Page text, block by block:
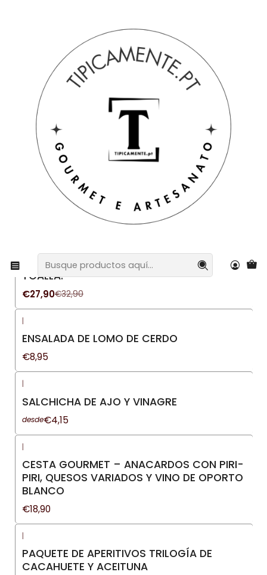
Sugerencias de regalos
Sugerencias de regalos
¡Regalos originales y de legado!
Filtros
Nuevo
BACALHAU COM GRÃO DE BICO, CEBOLA E
-15%OFF
Nuevo
VELA BAUTISMAL CON CINTA DE PERLAS Y
TOALLA.
€27,90€32,90
|
ENSALADA DE LOMO DE CERDO
€8,95
|
SALCHICHA DE AJO Y VINAGRE
desde€4,15
|
CESTA GOURMET – ANACARDOS CON PIRI-
PIRI, QUESOS VARIADOS Y VINO DE OPORTO
BLANCO
€18,90
|
PAQUETE DE APERITIVOS TRILOGÍA DE
CACAHUETE Y ACEITUNA